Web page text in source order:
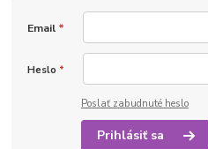
Email *
Heslo *
Poslať zabudnuté heslo
Prihlásiť sa